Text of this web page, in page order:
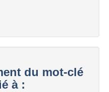
du mot-clé
à :